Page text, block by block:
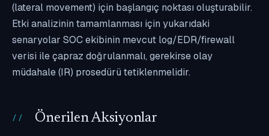
(lateral movement) için başlangıç noktası oluşturabilir.
Etki analizinin tamamlanması için yukarıdaki
senaryolar SOC ekibinin mevcut log/EDR/firewall
verisi ile çapraz doğrulanmalı, gerekirse olay
müdahale (IR) prosedürü tetiklenmelidir.
Önerilen Aksiyonlar